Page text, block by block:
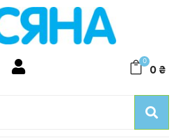
0
0 ₴